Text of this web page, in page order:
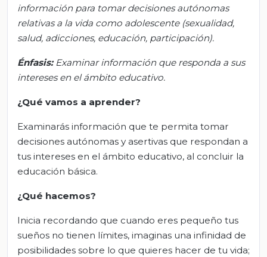
información para tomar decisiones autónomas
relativas a la vida como adolescente (sexualidad,
salud, adicciones, educación, participación).
Énfasis:Examinar información que responda a sus
intereses en el ámbito educativo.
¿Qué vamos a aprender?
Examinarás información que te permita tomar
decisiones autónomas y asertivas que respondan a
tus intereses en el ámbito educativo, al concluir la
educación básica.
¿Qué hacemos?
Inicia recordando que cuando eres pequeño tus
sueños no tienen límites, imaginas una infinidad de
posibilidades sobre lo que quieres hacer de tu vida;